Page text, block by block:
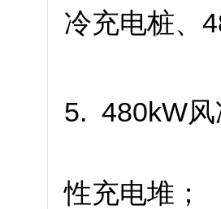
冷充电桩、
5. 480kW风
性充电堆；